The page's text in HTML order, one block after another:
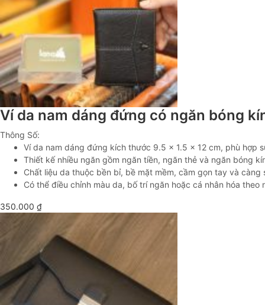
Ví da nam dáng đứng có ngăn bóng
Thông Số:
Ví da nam dáng đứng kích thước 9.5 × 1.5 × 12 cm, phù hợp
Thiết kế nhiều ngăn gồm ngăn tiền, ngăn thẻ và ngăn bóng
Chất liệu da thuộc bền bỉ, bề mặt mềm, cầm gọn tay và
Có thể điều chỉnh màu da, bố trí ngăn hoặc cá nhân hóa
350.000 ₫